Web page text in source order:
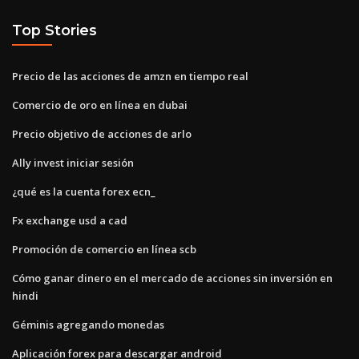
Top Stories
Precio de las acciones de amzn en tiempo real
Comercio de oro en línea en dubai
Precio objetivo de acciones de arlo
Ally invest iniciar sesión
¿qué es la cuenta forex ecn_
Fx exchange usd a cad
Promoción de comercio en línea scb
Cómo ganar dinero en el mercado de acciones sin inversión en
hindi
Géminis agregando monedas
Aplicación forex para descargar android